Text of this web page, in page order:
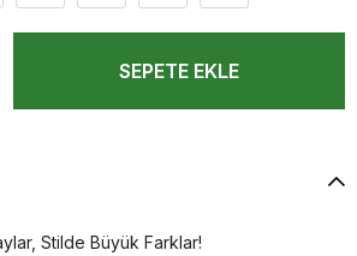
Stilde Büyük Farklar!